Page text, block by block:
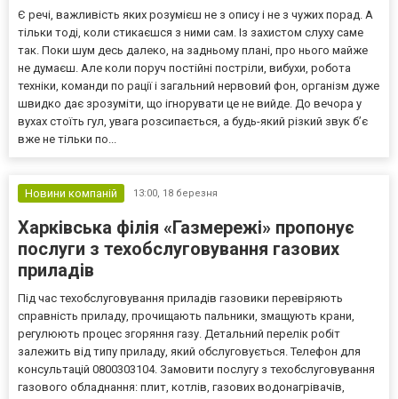
Є речі, важливість яких розумієш не з опису і не з чужих порад. А
тільки тоді, коли стикаєшся з ними сам. Із захистом слуху саме
так. Поки шум десь далеко, на задньому плані, про нього майже
не думаєш. Але коли поруч постійні пострiли, вибухи, робота
техніки, команди по рації і загальний нервовий фон, організм дуже
швидко дає зрозуміти, що ігнорувати це не вийде. До вечора у
вухах стоїть гул, увага розсипається, а будь-який різкий звук б’є
вже не тільки по...
Новини компаній 13:00, 18 березня
Харківська філія «Газмережі» пропонує
послуги з техобслуговування газових
приладів
Під час техобслуговування приладів газовики перевіряють
справність приладу, прочищають пальники, змащують крани,
регулюють процес згоряння газу. Детальний перелік робіт
залежить від типу приладу, який обслуговується. Телефон для
консультацій 0800303104. Замовити послугу з техобслуговування
газового обладнання: плит, котлів, газових водонагрівачів,